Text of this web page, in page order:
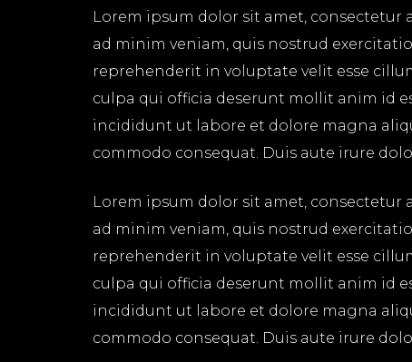
Lorem ipsum dolor sit amet,
ad minim veniam, quis nostrud
reprehenderit in voluptate velit esse
culpa qui officia deserunt mollit anim id
incididunt ut labore et dolore magna
commodo consequat. Duis aute irure
Lorem ipsum dolor sit amet,
ad minim veniam, quis nostrud
reprehenderit in voluptate velit esse
culpa qui officia deserunt mollit anim id
incididunt ut labore et dolore magna
commodo consequat. Duis aute irure